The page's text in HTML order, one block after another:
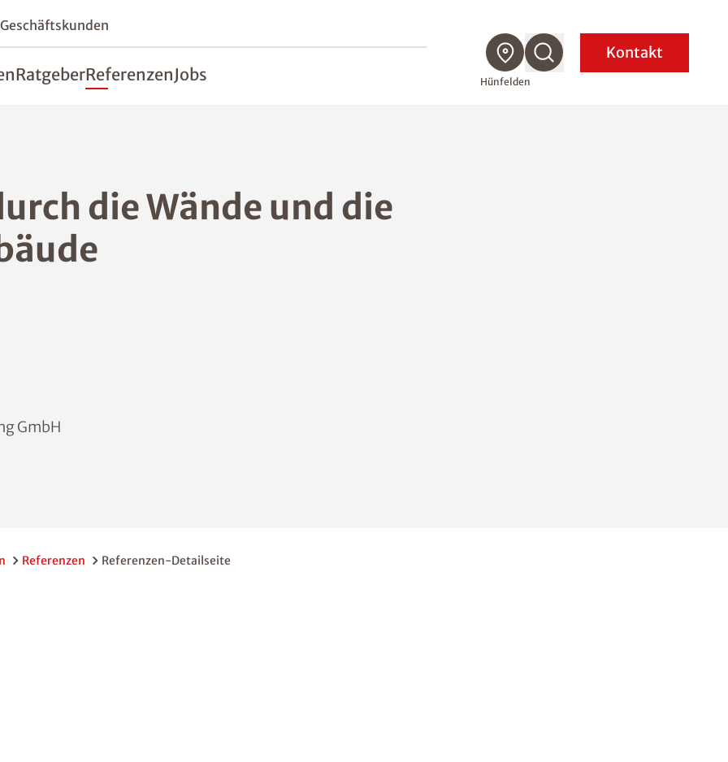
Geschäftskunden
RatgeberReferenzenJobs Hünfelden
Kontakt
die Wände und die
GmbH
Referenzen Referenzen-Detailseite